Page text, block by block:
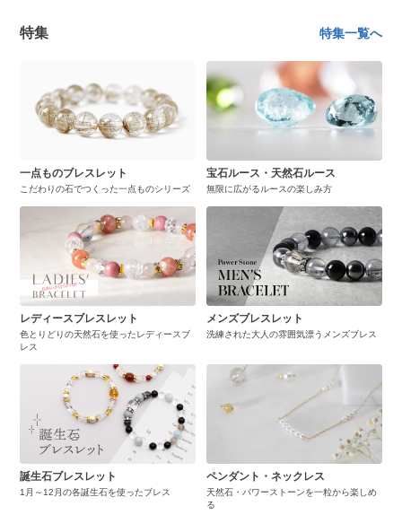
特集 特集一覧へ
一点ものブレスレット
こだわりの石でつくった一点ものシリーズ
宝石ルース・天然石ルース
無限に広がるルースの楽しみ方
レディースブレスレット
色とりどりの天然石を使ったレディースブ
レス
メンズブレスレット
洗練された大人の雰囲気漂うメンズブレス
誕生石ブレスレット
1月～12月の各誕生石を使ったブレス
ペンダント・ネックレス
天然石・パワーストーンを一粒から楽しめ
る